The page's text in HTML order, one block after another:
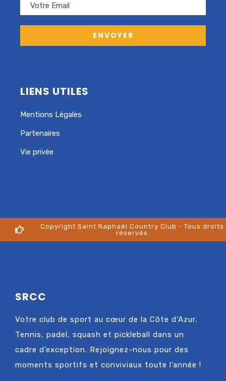
LIENS UTILES
Mentions Légales
Partenaires
Vie privée
Copyright Saint Raphaël Country Club - Tous droits
réservés
SRCC
Votre club de sport au cœur de la Côte d’Azur.
Tennis, padel, squash et pickleball dans un
cadre d’exception. Rejoignez-nous pour des
moments sportifs et conviviaux toute l’année !